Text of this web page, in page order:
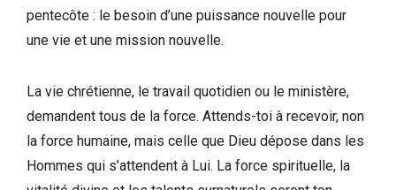
pentecôte : le besoin d’une puissance nouvelle pour
une vie et une mission nouvelle.
La vie chrétienne, le travail quotidien ou le ministère,
demandent tous de la force. Attends-toi à recevoir, non
la force humaine, mais celle que Dieu dépose dans les
Hommes qui s’attendent à Lui. La force spirituelle, la